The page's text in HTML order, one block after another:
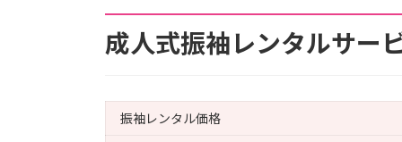
成人式振袖レンタルサー
振袖レンタル価格